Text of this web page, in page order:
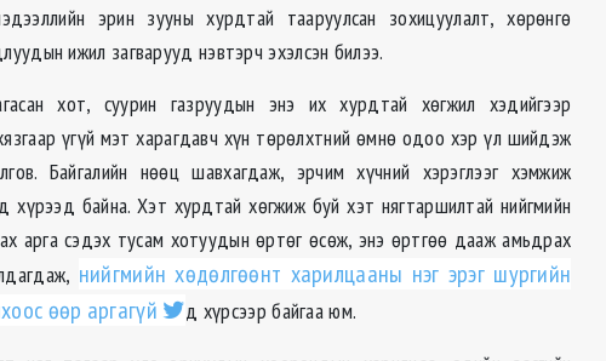
эрин зууны хурдтай тааруулсан зохицуулалт, хөрөнгө
ижил загварууд нэвтэрч эхэлсэн билээ.
хот, суурин газруудын энэ их хурдтай хөгжил хэдийгээр
үгүй мэт харагдавч хүн төрөлхтний өмнө одоо хэр үл шийдэж
Байгалийн нөөц шавхагдаж, эрчим хүчний хэрэглээг хэмжиж
хүрээд байна. Хэт хурдтай хөгжиж буй хэт нягтаршилтай нийгмийн
арга сэдэх тусам хотуудын өртөг өсөж, энэ өртгөө дааж амьдрах
нийгмийн хөдөлгөөнт харилцааны нэг эрэг шургийн
өөр аргагүй
д хүрсээр байгаа юм.